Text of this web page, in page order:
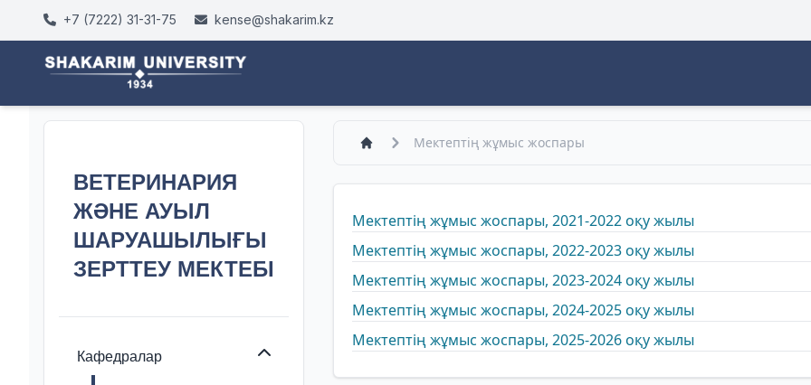
+7 (7222) 31-31-75 kense@shakarim.kz
ВЕТЕРИНАРИЯ
ЖӘНЕ АУЫЛ
ШАРУАШЫЛЫҒЫ
ЗЕРТТЕУ МЕКТЕБІ
Кафедралар
Мектептің жұмыс жоспары
Мектептің жұмыс жоспары, 2021-2022 оқу жылы
Мектептің жұмыс жоспары, 2022-2023 оқу жылы
Мектептің жұмыс жоспары, 2023-2024 оқу жылы
Мектептің жұмыс жоспары, 2024-2025 оқу жылы
Мектептің жұмыс жоспары, 2025-2026 оқу жылы